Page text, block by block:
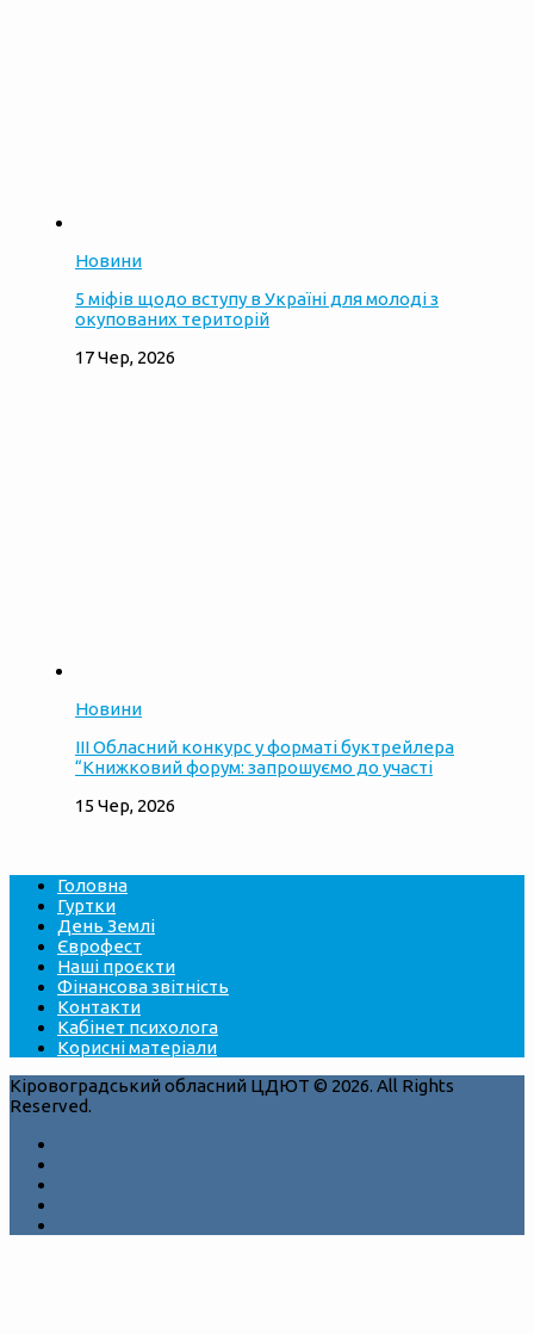
Новини
5 міфів щодо вступу в Україні для молоді з
окупованих територій
17 Чер, 2026
Новини
ІІІ Обласний конкурс у форматі буктрейлера
“Книжковий форум: запрошуємо до участі
15 Чер, 2026
Головна
Гуртки
День Землі
Єврофест
Наші проєкти
Фінансова звітність
Контакти
Кабінет психолога
Корисні матеріали
Кіровоградський обласний ЦДЮТ © 2026. All Rights
Reserved.